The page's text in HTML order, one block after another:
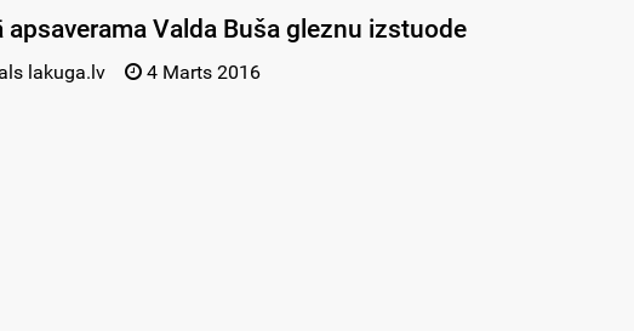
apsaverama Valda Buša gleznu izstuode
lakuga.lv 4 Marts 2016